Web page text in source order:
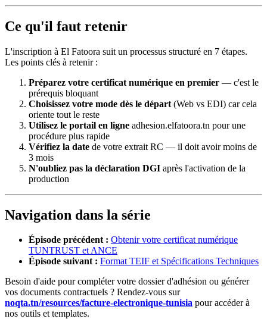
Ce qu'il faut retenir
L'inscription à El Fatoora suit un processus structuré en 7 étapes.
Les points clés à retenir :
Préparez votre certificat numérique en premier — c'est le
prérequis bloquant
Choisissez votre mode dès le départ (Web vs EDI) car cela
oriente tout le reste
Utilisez le portail en ligne adhesion.elfatoora.tn pour une
procédure plus rapide
Vérifiez la date de votre extrait RC — il doit avoir moins de
3 mois
N'oubliez pas la déclaration DGI après l'activation de la
production
Navigation dans la série
Épisode précédent : Obtenir votre certificat numérique
TUNTRUST et ANCE
Épisode suivant : Format TEIF et Spécifications Techniques
Besoin d'aide pour compléter votre dossier d'adhésion ou générer
vos documents contractuels ? Rendez-vous sur
noqta.tn/resources/facture-electronique-tunisia pour accéder à
nos outils et templates.